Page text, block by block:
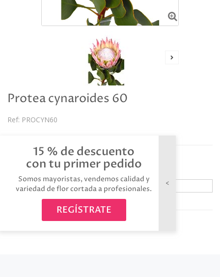
15 % de descuento
con tu primer pedido
Somos mayoristas, vendemos calidad y
variedad de flor cortada a profesionales.
REGÍSTRATE
Protea cynaroides 60
Ref: PROCYN60
Referencia: PROCYN60
Avísame cuando esté disponible